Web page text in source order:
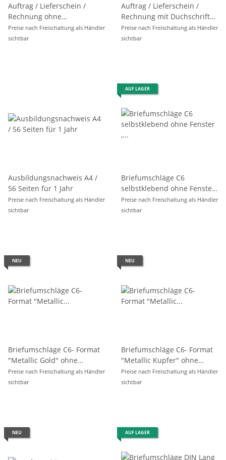
Auftrag / Lieferschein /
Rechnung ohne
Durchschrift A5 - 50 Blatt ,
geleimt
Preise nach Freischaltung als Händler
sichtbar
Auftrag / Lieferschein /
Rechnung mit Duchschrift
A5 - 2 x 40 Blatt s.d. ,
geleimt
Preise nach Freischaltung als Händler
sichtbar
Ausbildungsnachweis A4 /
56 Seiten für 1 Jahr
Preise nach Freischaltung als Händler
sichtbar
AUF LAGER
Briefumschläge C6
selbstklebend ohne Fenster
, weiß - 25er Pack
Preise nach Freischaltung als Händler
sichtbar
NEU
Briefumschläge C6- Format
"Metallic Gold" ohne
Fenster, 20er Pack
Preise nach Freischaltung als Händler
sichtbar
NEU
Briefumschläge C6- Format
"Metallic Kupfer" ohne
Fenster, 20er Pack
Preise nach Freischaltung als Händler
sichtbar
NEU AUF LAGER